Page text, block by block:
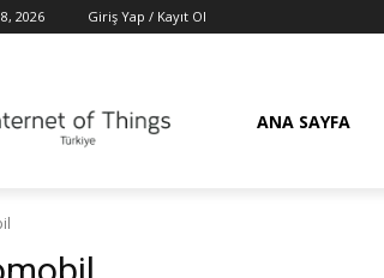
2026 Giriş Yap / Kayıt Ol
ANA SAYFA